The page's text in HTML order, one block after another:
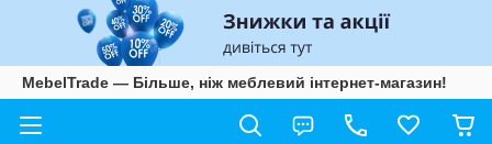
MebelTrade — Більше, ніж меблевий інтернет-магазин!